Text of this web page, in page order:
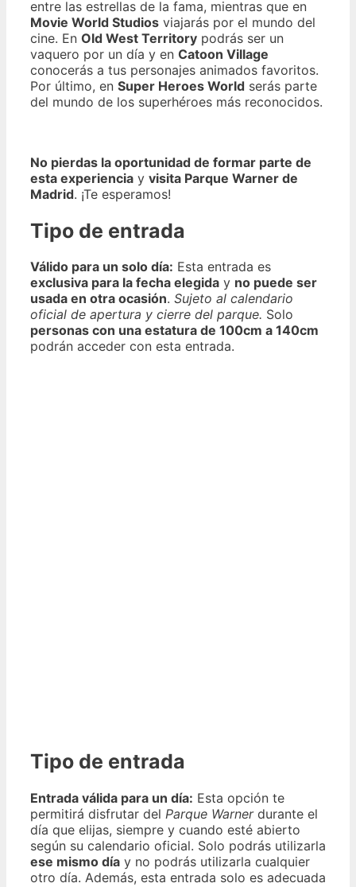
entre las estrellas de la fama, mientras que en
Movie World Studios viajarás por el mundo del
cine. En Old West Territory podrás ser un
vaquero por un día y en Catoon Village
conocerás a tus personajes animados favoritos.
Por último, en Super Heroes World serás parte
del mundo de los superhéroes más reconocidos.
No pierdas la oportunidad de formar parte de
esta experiencia y visita Parque Warner de
Madrid. ¡Te esperamos!
Tipo de entrada
Válido para un solo día: Esta entrada es
exclusiva para la fecha elegida y no puede ser
usada en otra ocasión. Sujeto al calendario
oficial de apertura y cierre del parque. Solo
personas con una estatura de 100cm a 140cm
podrán acceder con esta entrada.
Tipo de entrada
Entrada válida para un día: Esta opción te
permitirá disfrutar del Parque Warnerdurante el
día que elijas, siempre y cuando esté abierto
según su calendario oficial. Solo podrás utilizarla
ese mismo día y no podrás utilizarla cualquier
otro día. Además, esta entrada solo es adecuada